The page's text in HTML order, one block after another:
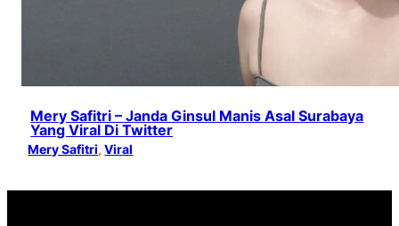
Mery Safitri – Janda Ginsul Manis Asal Surabaya
Yang Viral Di Twitter
Mery Safitri, Viral